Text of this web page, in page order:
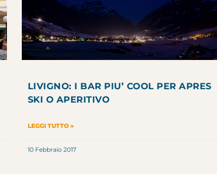
LIVIGNO: I BAR PIU’ COOL PER APRES
SKI O APERITIVO
LEGGI TUTTO »
10 Febbraio 2017